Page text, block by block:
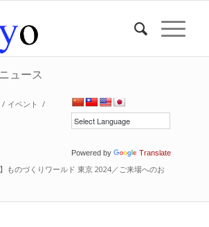
ュース
Powered by Translate
/ イベント /
ものづくりワールド 東京 2024／ご来場へのお